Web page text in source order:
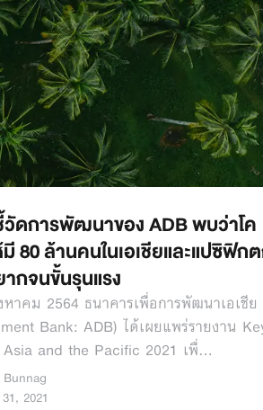
ดการพัฒนาของ ADB พบว่าโค
80 ล้านคนในเอเชียและแปซิฟิก
กจนขั้นรุนแรง
าคม 2564 ธนาคารเพื่อการพัฒนาเอเชีย
Bank: ADB) ได้เผยแพร่รายงาน
and the Pacific 2021 เพื่…
2021